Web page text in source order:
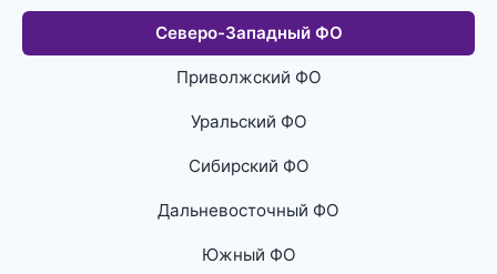
Северо-Западный ФО
Приволжский ФО
Уральский ФО
Сибирский ФО
Дальневосточный ФО
Южный ФО